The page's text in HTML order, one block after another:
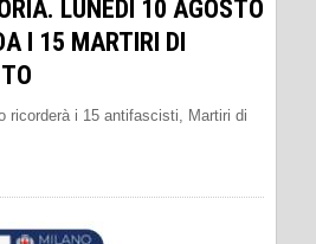
LUNEDÌ 10 AGOSTO
I 15 MARTIRI DI
ricorderà i 15 antifascisti, Martiri di